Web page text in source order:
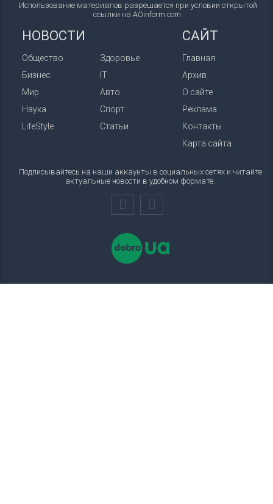
Использование материалов разрешается при условии открытой
ссылки на AOinform.com.
НОВОСТИ
Общество
Бизнес
Мир
Наука
LifeStyle
Здоровье
IT
Авто
Спорт
Статьи
САЙТ
Главная
Архив
О сайте
Реклама
Контакты
Карта сайта
Подписывайтесь на наши аккаунты в социальных сетях и читайте
актуальные новости в удобном формате.